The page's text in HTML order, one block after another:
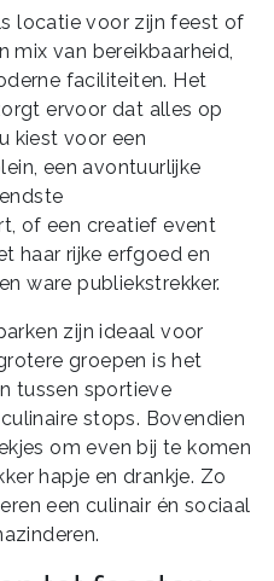
locatie voor zijn feest of
mix van bereikbaarheid,
faciliteiten. Het
ervoor dat alles op
kiest voor een
een avontuurlijke
of een creatief event
haar rijke erfgoed en
ware publiekstrekker.
zijn ideaal voor
groepen is het
tussen sportieve
stops. Bovendien
om even bij te komen
hapje en drankje. Zo
een culinair én sociaal